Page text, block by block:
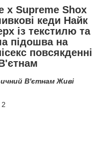
x Supreme Shox
кеди Найк
із текстилю та
підошва на
повсякденні
В'єтнамЖиві